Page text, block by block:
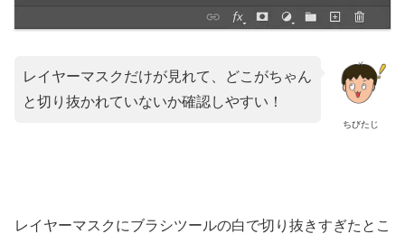
ちびたじ
レイヤーマスクだけが見れて、どこがちゃん
と切り抜かれていないか確認しやすい！
レイヤーマスクにブラシツールの白で切り抜きすぎたとこ